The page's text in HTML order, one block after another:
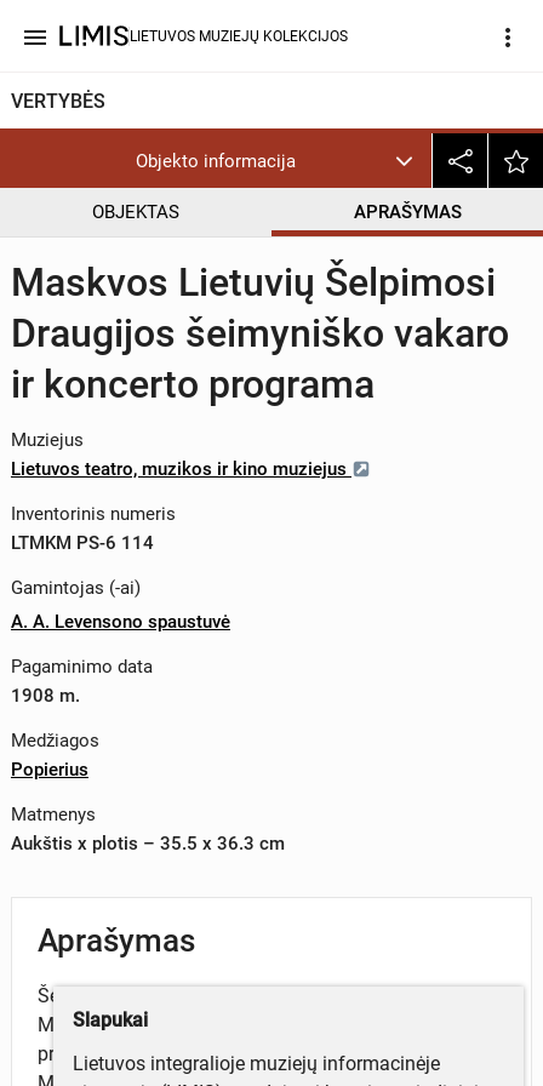
menu LIETUVOS MUZIEJŲ KOLEKCIJOS more_vert
VERTYBĖS
Objekto informacija
OBJEKTAS APRAŠYMAS
Maskvos Lietuvių Šelpimosi
Draugijos šeimyniško vakaro
ir koncerto programa
Muziejus
Lietuvos teatro, muzikos ir kino muziejus
Inventorinis numeris
LTMKM PS-6 114
Gamintojas (-ai)
A. A. Levensono spaustuvė
Pagaminimo data
1908 m.
Medžiagos
Popierius
Matmenys
Aukštis x plotis – 35.5 x 36.3 cm
Aprašymas
Šeimyniško vakaro ir koncerto programa. Rengėjas -
Maskvos Lietuvių Šelpimosi Draugija. Vienos dalies
programoje - lietuvių tautiškos dainos, F.
Slapukai
Lietuvos integralioje muziejų informacinėje